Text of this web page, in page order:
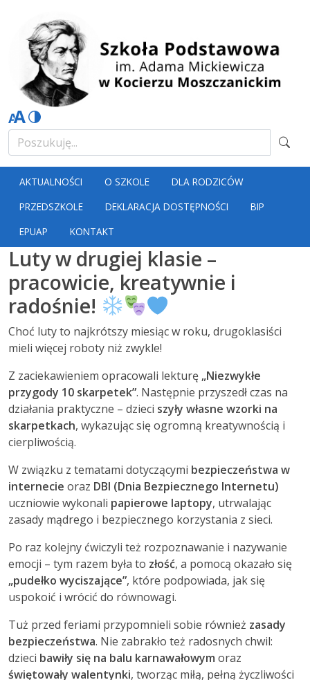
AKTUALNOŚCI O SZKOLE
DLA RODZICÓW
PRZEDSZKOLE
DEKLARACJA DOSTĘPNOŚCI
BIP
EPUAP
KONTAKT
Luty w drugiej klasie –
pracowicie, kreatywnie i
radośnie!
Choć luty to najkrótszy miesiąc w roku, drugoklasiści
mieli więcej roboty niż zwykle!
Z zaciekawieniem opracowali lekturę „Niezwykłe
przygody 10 skarpetek”. Następnie przyszedł czas na
działania praktyczne – dzieci szyły własne wzorki na
skarpetkach, wykazując się ogromną kreatywnością i
cierpliwością.
W związku z tematami dotyczącymi bezpieczeństwa w
internecie oraz DBI (Dnia Bezpiecznego Internetu)
uczniowie wykonali papierowe laptopy, utrwalając
zasady mądrego i bezpiecznego korzystania z sieci.
Po raz kolejny ćwiczyli też rozpoznawanie i nazywanie
emocji – tym razem była to złość, a pomocą okazało się
„pudełko wyciszające”, które podpowiada, jak się
uspokoić i wrócić do równowagi.
Tuż przed feriami przypomnieli sobie również zasady
bezpieczeństwa. Nie zabrakło też radosnych chwil:
dzieci bawiły się na balu karnawałowym oraz
świętowały walentynki, tworząc miłą, pełną życzliwości